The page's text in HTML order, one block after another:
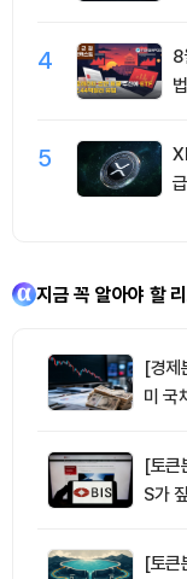
4
8
5
지금 꼭 알아야 할
[경제
미 국
[토큰
S가
[토큰